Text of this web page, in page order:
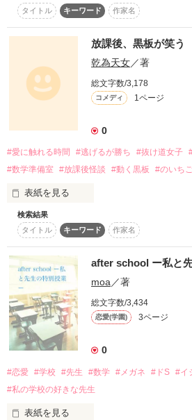
タイトル
キーワード 作家名
放課後、黒板が笑う
乾為天女／著
総文字数/3,178
コメディ 1ページ
0
#愛に触れる時間 #逃げるが勝ち #抜け道女子
#数学準備室
#放課後怪談 #動く黒板 #のいち
表紙を見る
清掃当番から逃げたい女子・芽生と、
奏太。二人が迷い込んだのは、放課後
ないはずの黒板が、チョークの音で“算
「２－１－３」「のいちご」。並べ替
は、“命”。
検索結果
タイトル
キーワード 作家名
after school ー私と
moa／著
総文字数/3,434
恋愛(学園) 3ページ
0
#恋愛 #学校 #先生 #数学 #メガネ #ドS #イ
#私の学校の好きな先生
表紙を見る